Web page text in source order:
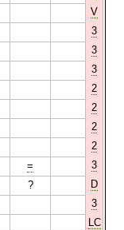
V
3
3
3
2
2
2
2
=
3
?
D
3
LC